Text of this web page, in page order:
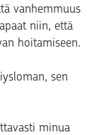
vanhemmuus
niin, että
hoitamiseen.
sen
minua